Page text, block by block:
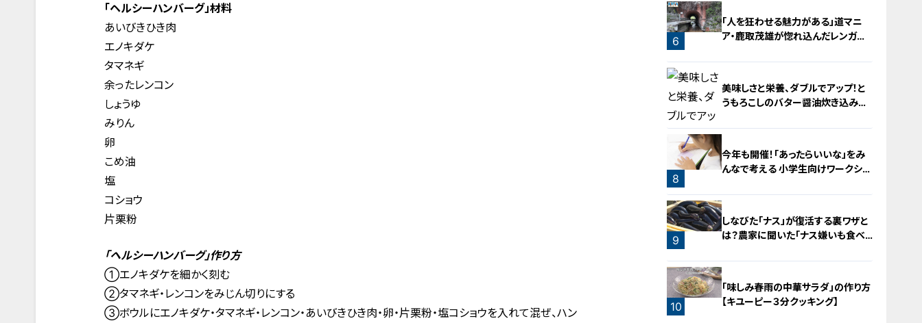
「ヘルシーハンバーグ」材料
あいびきひき肉
エノキダケ
タマネギ
余ったレンコン
しょうゆ
みりん
卵
こめ油
塩
コショウ
片栗粉
「ヘルシーハンバーグ」作り方
①エノキダケを細かく刻む
②タマネギ・レンコンをみじん切りにする
③ボウルにエノキダケ・タマネギ・レンコン・あいびきひき肉・卵・片栗粉・塩コショウを入れて混ぜ、ハン
5
6
「人を狂わせる魅力がある」道マニ
ア・鹿取茂雄が惚れ込んだレンガの
7
美味しさと栄養、ダブルでアップ！と
うもろこしのバター醤油炊き込みご
8
今年も開催！「あったらいいな」をみ
んなで考える 小学生向けワークショ
9
しなびた「ナス」が復活する裏ワザと
は？農家に聞いた「ナス嫌いも食べ
10
「味しみ春雨の中華サラダ」の作り方
【キユーピー３分クッキング】